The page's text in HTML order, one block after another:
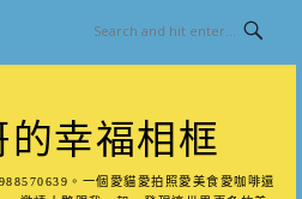
的幸福相框
。一個愛貓愛拍照愛美食愛咖啡還